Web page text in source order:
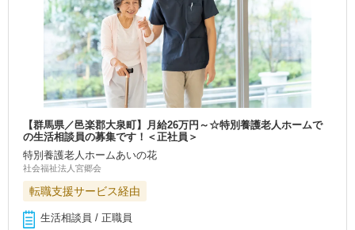
【群馬県／邑楽郡大泉町】月給26万円～☆特別養護老人ホームで
の生活相談員の募集です！＜正社員＞
特別養護老人ホームあいの花
社会福祉法人宮郷会
転職支援サービス経由
生活相談員 / 正職員